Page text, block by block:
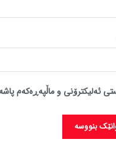
ئەلیکترۆنی و ماڵپەڕەکەم